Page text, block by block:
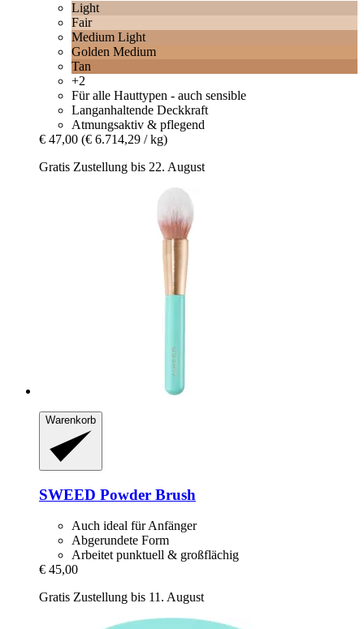
Light
Fair
Medium Light
Golden Medium
Tan
+2
Für alle Hauttypen - auch sensible
Langanhaltende Deckkraft
Atmungsaktiv & pflegend
€ 47,00 (€ 6.714,29 / kg)
Gratis Zustellung bis 22. August
Warenkorb
SWEED Powder Brush
Auch ideal für Anfänger
Abgerundete Form
Arbeitet punktuell & großflächig
€ 45,00
Gratis Zustellung bis 11. August